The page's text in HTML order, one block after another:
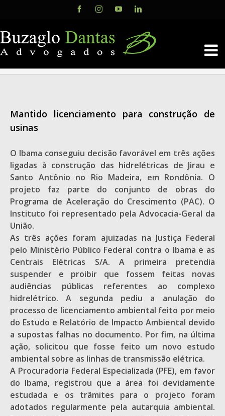
content
FacebookInstagramYouTubeLinkedIn
Mantido licenciamento para construção de
usinas
O Ibama conseguiu decisão favorável em três ações
ligadas à construção das hidrelétricas de Jirau e
Santo Antônio no Rio Madeira, em Rondônia. O
projeto faz parte do conjunto de obras do
Programa de Aceleração do Crescimento (PAC). O
Instituto foi representado pela Advocacia-Geral da
União.
As três ações foram ajuizadas na Justiça Federal
pelo Ministério Público Federal contra o Ibama e as
Centrais Elétricas S/A. A primeira pretendia
suspender e proibir que fossem feitas novas
audiências públicas referentes ao complexo
hidrelétrico. A segunda pediu a anulação do
processo de licenciamento ambiental feito por meio
do Estudo e Relatório de Impacto Ambiental devido
a supostas falhas no documento. Por fim, na última
ação, solicitou que fosse feito um novo estudo
ambiental sobre as linhas de transmissão elétrica.
A Procuradoria Federal Especializada (PFE), em favor
do Ibama, registrou que a área foi devidamente
estudada e os trâmites para o projeto foram
adotados regularmente pela autarquia ambiental.